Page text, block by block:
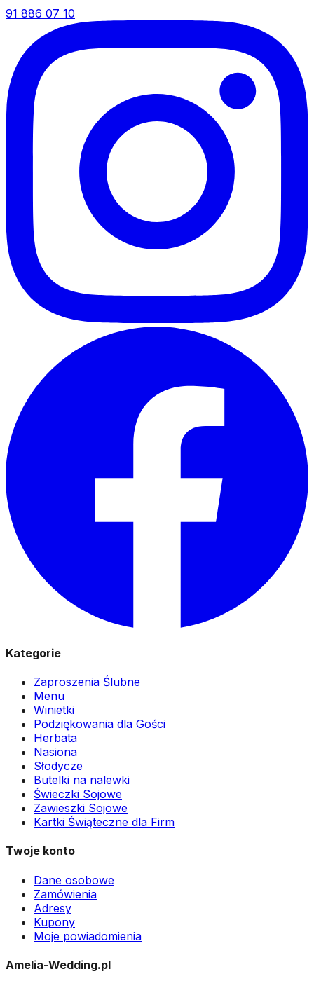
91 886 07 10
Kategorie
Zaproszenia Ślubne
Menu
Winietki
Podziękowania dla Gości
Herbata
Nasiona
Słodycze
Butelki na nalewki
Świeczki Sojowe
Zawieszki Sojowe
Kartki Świąteczne dla Firm
Twoje konto
Dane osobowe
Zamówienia
Adresy
Kupony
Moje powiadomienia
Amelia-Wedding.pl